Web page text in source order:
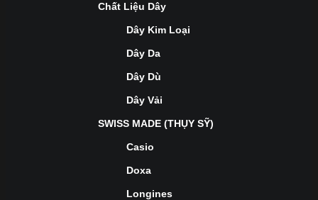
Chất Liệu Dây
Dây Kim Loại
Dây Da
Dây Dù
Dây Vải
SWISS MADE (THỤY SỸ)
Casio
Doxa
Longines